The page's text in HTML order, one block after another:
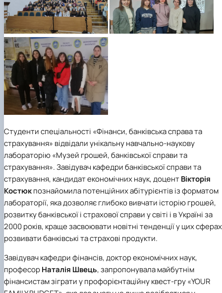
Студенти спеціальності «Фінанси, банківська справа та
страхування» відвідали унікальну навчально-наукову
лабораторію «Музей грошей, банківської справи та
страхування». Завідувач кафедри банківської справи та
страхування, кандидат економічних наук, доцентВікторія
Костюкпознайомила потенційних абітурієнтів із форматом
лабораторії, яка дозволяє глибоко вивчати історію грошей,
розвитку банківської і страхової справи у світі і в Україні за
2000 років, краще засвоювати новітні тенденції у цих
розвивати банківські та страхові продукти.
Завідувач кафедри фінансів, доктор економічних наук,
професорНаталія Швець, запропонувала майбутнім
фінансистам зіграти у профорієнтаційну квест-гру «YOUR